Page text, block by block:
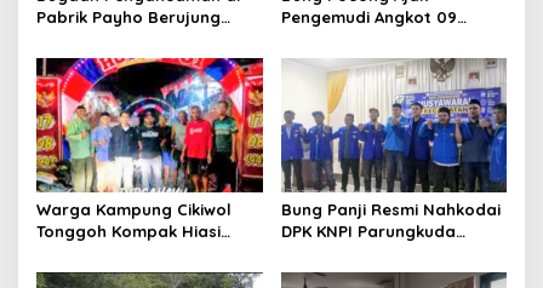
Pabrik Payho Berujung
Dorong Proses Hukum
Tuntas
Pengemudi Angkot 09
Melintas hingga Labora
Warga Kampung Cikiwol
Tonggoh Kompak Hiasi
ke-81
Bung Panji Resmi Nahkodai
DPK KNPI Parungkuda